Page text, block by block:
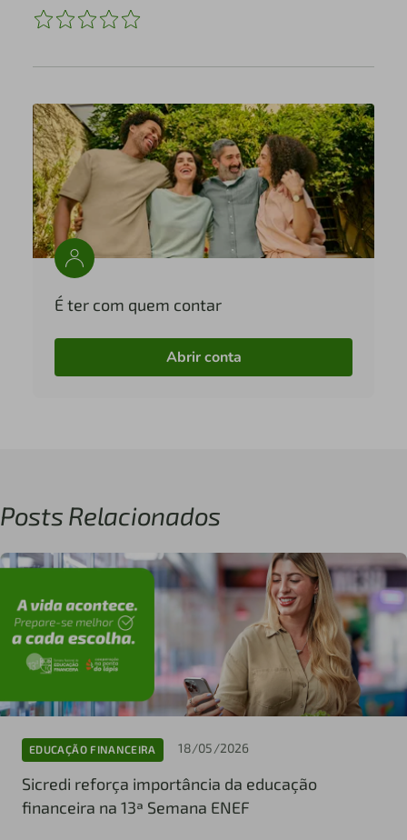
É ter com quem contar
Abrir conta
Posts Relacionados
EDUCAÇÃO FINANCEIRA 18/05/2026
Sicredi reforça importância da educação
financeira na 13ª Semana ENEF